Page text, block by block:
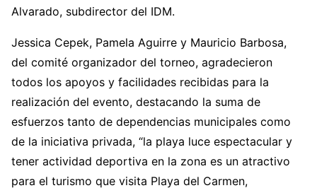
Alvarado, subdirector del IDM.
Jessica Cepek, Pamela Aguirre y Mauricio Barbosa,
del comité organizador del torneo, agradecieron
todos los apoyos y facilidades recibidas para la
realización del evento, destacando la suma de
esfuerzos tanto de dependencias municipales como
de la iniciativa privada, “la playa luce espectacular y
tener actividad deportiva en la zona es un atractivo
para el turismo que visita Playa del Carmen,